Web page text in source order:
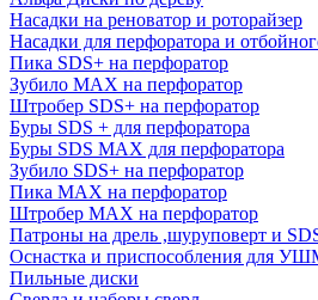
Насадки на реноватор и роторайзер
Насадки для перфоратора и
Пика SDS+ на перфоратор
Зубило MAX на перфоратор
Штробер SDS+ на перфоратор
Буры SDS + для перфоратора
Буры SDS MAX для перфоратора
Зубило SDS+ на перфоратор
Пика MAX на перфоратор
Штробер MAX на перфоратор
Патроны на дрель ,шуруповерт и
Оснастка и приспособления для
Пильные диски